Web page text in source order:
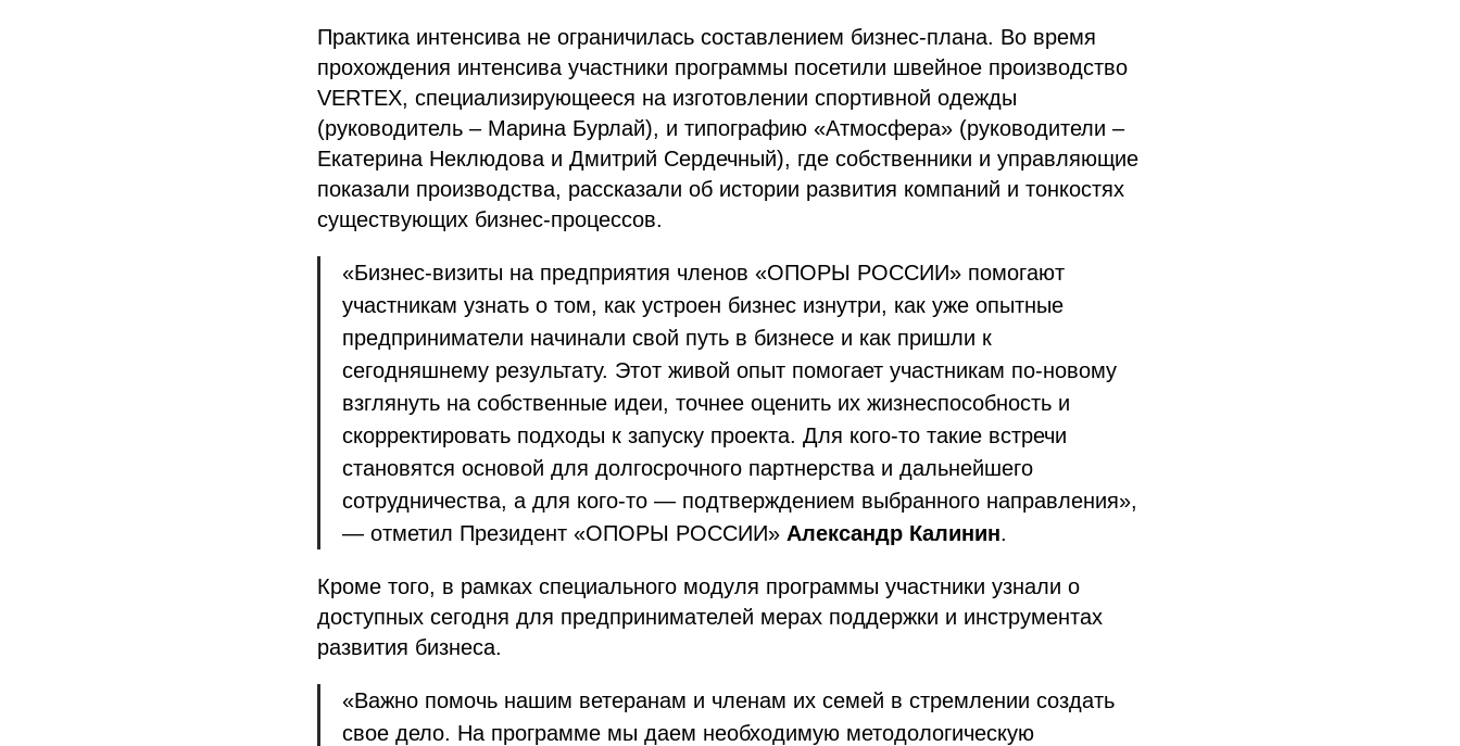
Практика интенсива не ограничилась составлением бизнес-плана. Во время
прохождения интенсива участники программы посетили швейное производство
VERTEX, специализирующееся на изготовлении спортивной одежды
(руководитель – Марина Бурлай), и типографию «Атмосфера» (руководители –
Екатерина Неклюдова и Дмитрий Сердечный), где собственники и управляющие
показали производства, рассказали об истории развития компаний и тонкостях
существующих бизнес-процессов.
«Бизнес-визиты на предприятия членов «ОПОРЫ РОССИИ» помогают
участникам узнать о том, как устроен бизнес изнутри, как уже опытные
предприниматели начинали свой путь в бизнесе и как пришли к
сегодняшнему результату. Этот живой опыт помогает участникам по-новому
взглянуть на собственные идеи, точнее оценить их жизнеспособность и
скорректировать подходы к запуску проекта. Для кого-то такие встречи
становятся основой для долгосрочного партнерства и дальнейшего
сотрудничества, а для кого-то — подтверждением выбранного направления»,
— отметил Президент «ОПОРЫ РОССИИ» Александр Калинин.
Кроме того, в рамках специального модуля программы участники узнали о
доступных сегодня для предпринимателей мерах поддержки и инструментах
развития бизнеса.
«Важно помочь нашим ветеранам и членам их семей в стремлении создать
свое дело. На программе мы даем необходимую методологическую